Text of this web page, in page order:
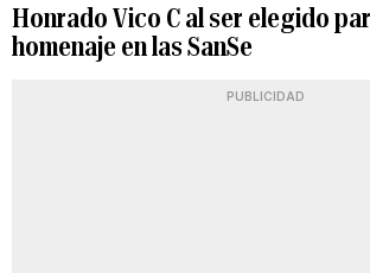
Honrado Vico C al ser elegido
homenaje en las SanSe
PUBLICIDAD